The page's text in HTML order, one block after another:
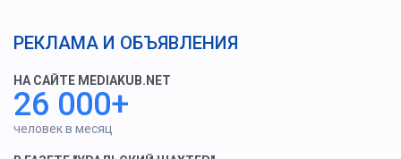
РЕКЛАМА И ОБЪЯВЛЕНИЯ
НА САЙТЕ MEDIAKUB.NET
26 000+
человек в месяц